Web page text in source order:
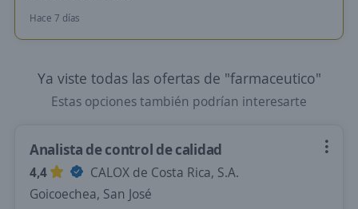
Hace 7 días
Ya viste todas las ofertas de "farmaceutico"
Estas opciones también podrían interesarte
Analista de control de calidad
4,4
CALOX de Costa Rica, S.A.
Goicoechea, San José